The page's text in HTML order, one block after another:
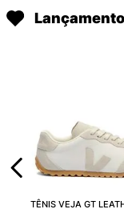
TÊNIS VEJA GT